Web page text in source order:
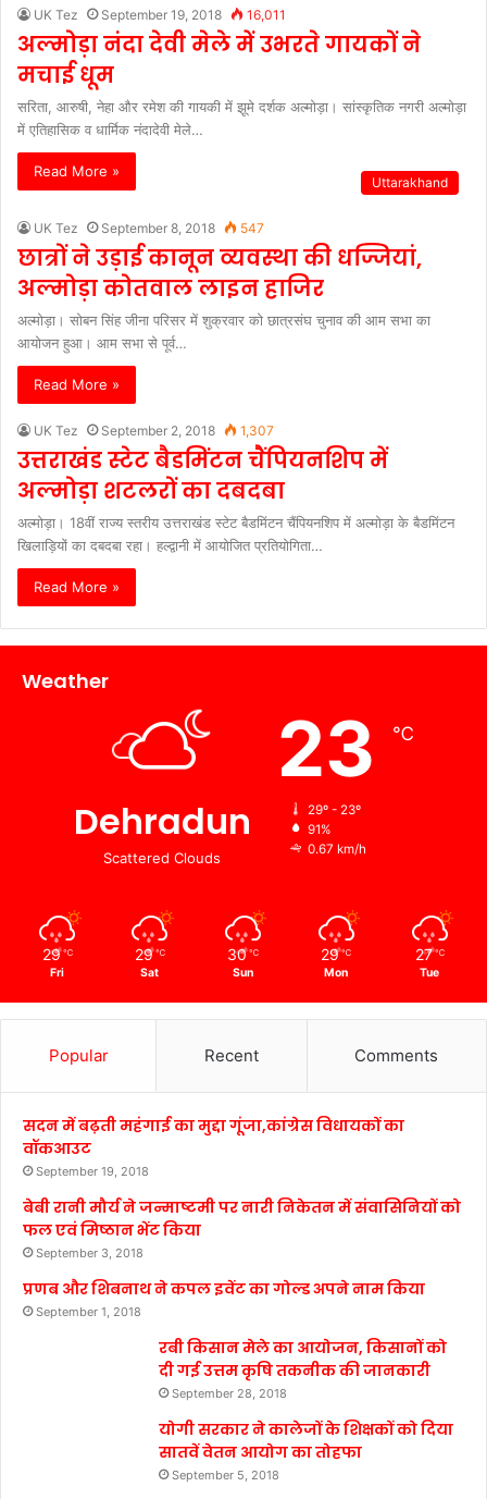
UK Tez September 19, 2018 16,011
अल्मोड़ा नंदा देवी मेले में उभरते गायकों ने
मचाई धूम
सरिता, आरुषी, नेहा और रमेश की गायकी में झूमे दर्शक अल्मोड़ा। सांस्कृतिक नगरी अल्मोड़ा
में एतिहासिक व धार्मिक नंदादेवी मेले…
Read More »
Uttarakhand
UK Tez September 8, 2018 547
छात्रों ने उड़ाई कानून व्यवस्था की धज्जियां,
अल्मोड़ा कोतवाल लाइन हाजिर
अल्मोड़ा। सोबन सिंह जीना परिसर में शुक्रवार को छात्रसंघ चुनाव की आम सभा का
आयोजन हुआ। आम सभा से पूर्व…
Read More »
UK Tez September 2, 2018 1,307
उत्तराखंड स्टेट बैडमिंटन चैंपियनशिप में
अल्मोड़ा शटलरों का दबदबा
अल्मोड़ा। 18वीं राज्य स्तरीय उत्तराखंड स्टेट बैडमिंटन चैंपियनशिप में अल्मोड़ा के बैडमिंटन
खिलाड़ियों का दबदबा रहा। हल्द्वानी में आयोजित प्रतियोगिता…
Read More »
Weather
Dehradun
Scattered Clouds
23 ℃
29º - 23º
91%
0.67 km/h
29 ℃
Fri
29 ℃
Sat
30 ℃
Sun
29 ℃
Mon
27 ℃
Tue
Popular Recent Comments
सदन में बढ़ती महंगाई का मुद्दा गूंजा,कांग्रेस विधायकों का
वॉकआउट
September 19, 2018
बेबी रानी मौर्य ने जन्माष्टमी पर नारी निकेतन में संवासिनियों को
फल एवं मिष्ठान भेंट किया
September 3, 2018
प्रणब और शिबनाथ ने कपल इवेंट का गोल्ड अपने नाम किया
September 1, 2018
रबी किसान मेले का आयोजन, किसानों को
दी गई उत्तम कृषि तकनीक की जानकारी
September 28, 2018
योगी सरकार ने कालेजों के शिक्षकों को दिया
सातवें वेतन आयोग का तोहफा
September 5, 2018